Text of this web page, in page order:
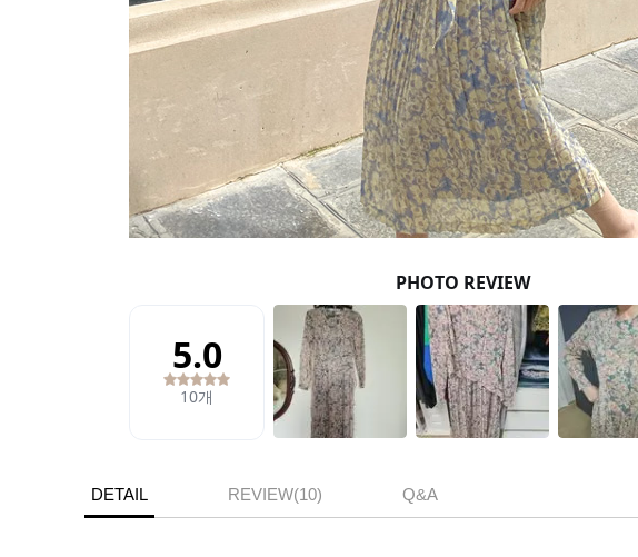
DETAIL REVIEW(10) Q&A